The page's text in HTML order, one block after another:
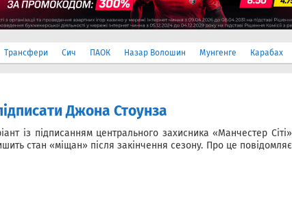
Трансфери Сич ПАОК Назар Волошин Мунгенге Карабах
Джона Стоунза
із підписанням центрального захисника «Манчестер Сіті»
стан «міщан» після закінчення сезону. Про це повідомляє